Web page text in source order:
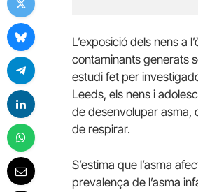
L’exposició dels nens a
contaminants generats
estudi fet per
Leeds, els nens i
de desenvolupar asma,
de respirar.
S’estima que l’asma
prevalença de l’asma